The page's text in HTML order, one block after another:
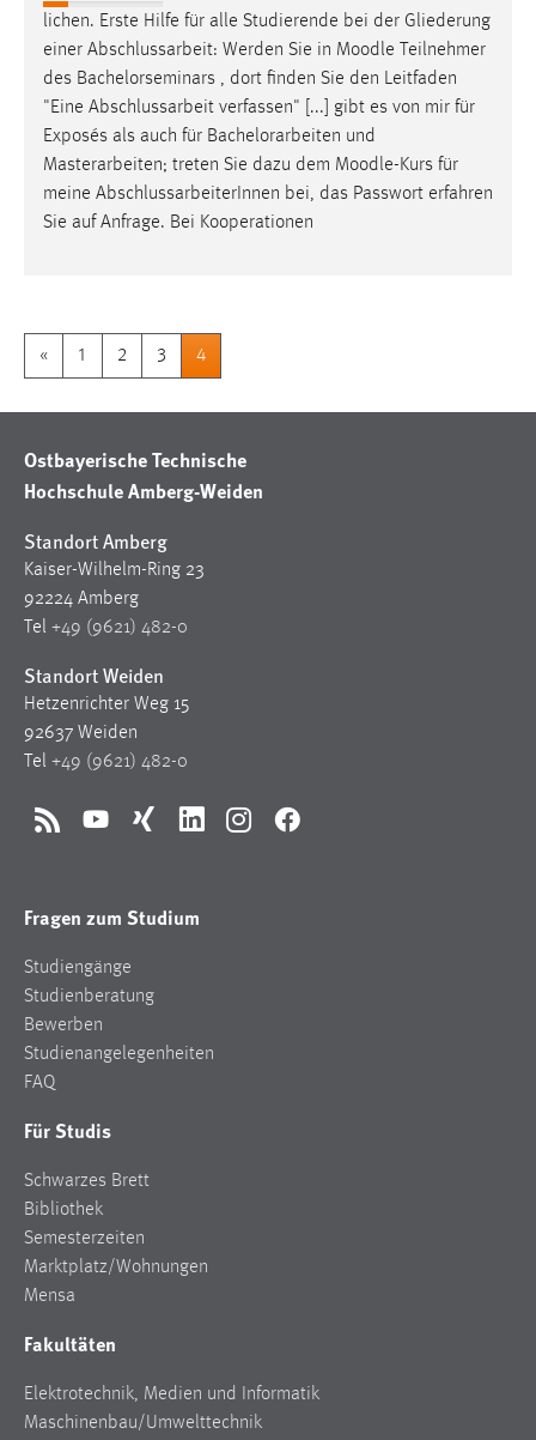
lichen. Erste Hilfe für alle Studierende bei der Gliederung
einer Abschlussarbeit: Werden Sie in Moodle Teilnehmer
des Bachelorseminars , dort finden Sie den Leitfaden
"Eine Abschlussarbeit verfassen" [...] gibt es von mir für
Exposés als auch für Bachelorarbeiten und
Masterarbeiten; treten Sie dazu dem Moodle-Kurs für
meine AbschlussarbeiterInnen bei, das Passwort erfahren
Sie auf Anfrage. Bei Kooperationen
« 1 2 3 4
Ostbayerische Technische
Hochschule Amberg-Weiden
Standort Amberg
Kaiser-Wilhelm-Ring 23
92224 Amberg
Tel +49 (9621) 482-0
Standort Weiden
Hetzenrichter Weg 15
92637 Weiden
Tel +49 (9621) 482-0
RSS YouTubeXing LinkedInInstagramFacebook
Fragen zum Studium
Studiengänge
Studienberatung
Bewerben
Studienangelegenheiten
FAQ
Für Studis
Schwarzes Brett
Bibliothek
Semesterzeiten
Marktplatz/Wohnungen
Mensa
Fakultäten
Elektrotechnik, Medien und Informatik
Maschinenbau/Umwelttechnik